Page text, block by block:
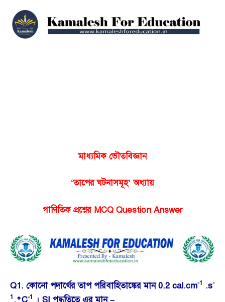
মাধ্যমিক ভৌতবিজ্ঞান
‘তাপের ঘটনাসমূহ’ অধ্যায়
গাণিতিক প্রশ্নের MCQ Question Answer
Q1. কোনো পদার্থের তাপ পরিবাহিতাঙ্কের মান 0.2 cal.cm-1 .s-
1.°C-1 । SI পদ্ধতিতে এর মান –